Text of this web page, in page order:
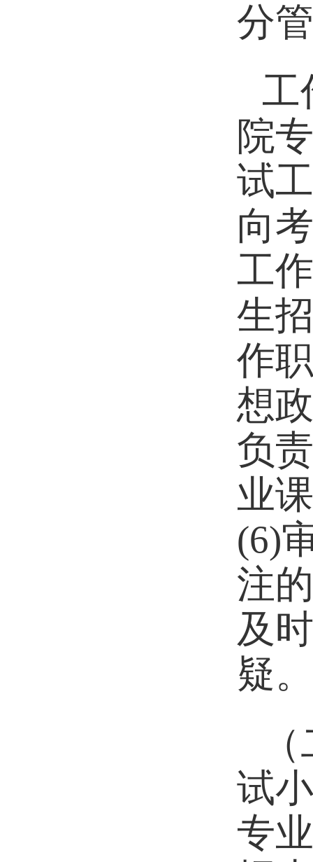
分
工
院
试
向
工
生
作
想
负
业
(6)
注
及
疑。
试
专